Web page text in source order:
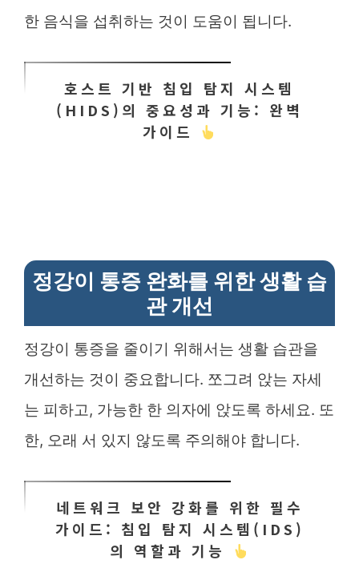
한 음식을 섭취하는 것이 도움이 됩니다.
호스트 기반 침입 탐지 시스템
(HIDS)의 중요성과 기능: 완벽
가이드
정강이 통증 완화를 위한 생활 습
관 개선
정강이 통증을 줄이기 위해서는 생활 습관을
개선하는 것이 중요합니다. 쪼그려 앉는 자세
는 피하고, 가능한 한 의자에 앉도록 하세요. 또
한, 오래 서 있지 않도록 주의해야 합니다.
네트워크 보안 강화를 위한 필수
가이드: 침입 탐지 시스템(IDS)
의 역할과 기능